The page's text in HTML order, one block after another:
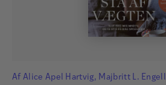
Af Alice Apel Hartvig, Majbritt L. Engell